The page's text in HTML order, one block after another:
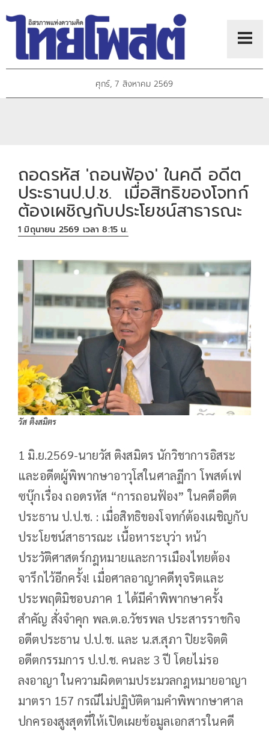
ศุกร์, 7 สิงหาคม 2569
ถอดรหัส 'ถอนฟ้อง' ในคดี อดีต
ประธานป.ป.ช. เมื่อสิทธิของโจทก์
ต้องเผชิญกับประโยชน์สาธารณะ
1 มิถุนายน 2569 เวลา 8:15 น.
วัส ติงสมิตร
1 มิ.ย.2569-นายวัส ติงสมิตร นักวิชาการอิสระ
และอดีตผู้พิพากษาอาวุโสในศาลฏีกา โพสต์เฟ
ซบุ๊กเรื่อง ถอดรหัส “การถอนฟ้อง” ในคดีอดีต
ประธาน ป.ป.ช. : เมื่อสิทธิของโจทก์ต้องเผชิญกับ
ประโยชน์สาธารณะ เนื้อหาระบุว่า หน้า
ประวัติศาสตร์กฎหมายและการเมืองไทยต้อง
จารึกไว้อีกครั้ง! เมื่อศาลอาญาคดีทุจริตและ
ประพฤติมิชอบภาค 1 ได้มีคำพิพากษาครั้ง
สำคัญ สั่งจำคุก พล.ต.อ.วัชรพล ประสารราชกิจ
อดีตประธาน ป.ป.ช. และ น.ส.สุภา ปิยะจิตติ
อดีตกรรมการ ป.ป.ช. คนละ 3 ปี โดยไม่รอ
ลงอาญา ในความผิดตามประมวลกฎหมายอาญา
มาตรา 157 กรณีไม่ปฏิบัติตามคำพิพากษาศาล
ปกครองสูงสุดที่ให้เปิดเผยข้อมูลเอกสารในคดี